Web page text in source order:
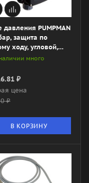
давления PUMPMAN
защита по
ходу, угловой,
13Aмного
₽
цена
₽
В КОРЗИНУ